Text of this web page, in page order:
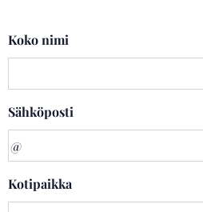
Koko nimi
Sähköposti
Kotipaikka